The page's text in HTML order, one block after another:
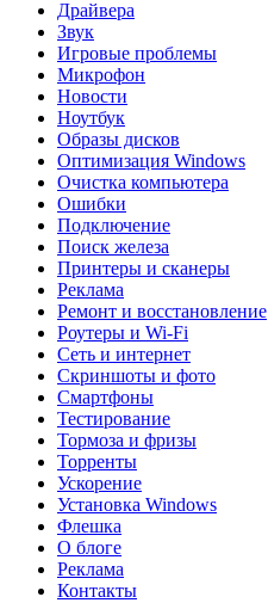
Драйвера
Звук
Игровые проблемы
Микрофон
Новости
Ноутбук
Образы дисков
Оптимизация Windows
Очистка компьютера
Ошибки
Подключение
Поиск железа
Принтеры и сканеры
Реклама
Ремонт и восстановление
Роутеры и Wi-Fi
Сеть и интернет
Скриншоты и фото
Смартфоны
Тестирование
Тормоза и фризы
Торренты
Ускорение
Установка Windows
Флешка
О блоге
Реклама
Контакты